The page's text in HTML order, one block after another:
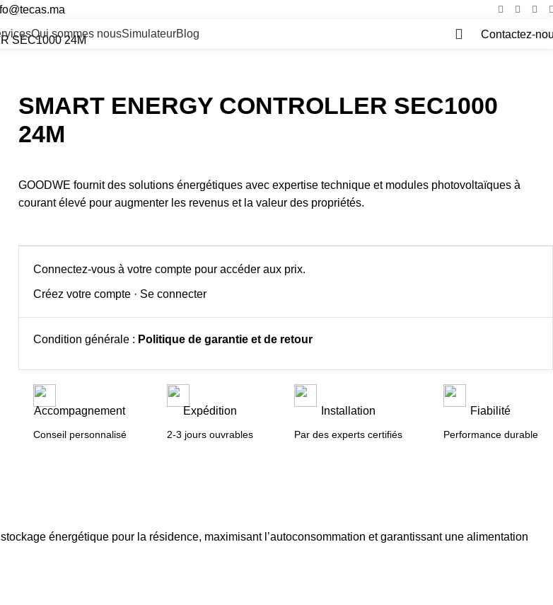
Qui sommes nousSimulateurBlog Contactez-
SEC1000 24M
SMART ENERGY CONTROLLER SEC1000
24M
GOODWE fournit des solutions énergétiques avec expertise technique et modules photovoltaïques à
courant élevé pour augmenter les revenus et la valeur des propriétés.
Connectez-vous à votre compte pour accéder aux prix.
Créez votre compte· Se connecter
Condition générale : Politique de garantie et de retour
Accompagnement
Conseil personnalisé
Expédition
2-3 jours ouvrables
Installation
Par des experts certifiés
Fiabilité
Performance durable
énergétique pour la résidence, maximisant l’autoconsommation et garantissant une alimentation